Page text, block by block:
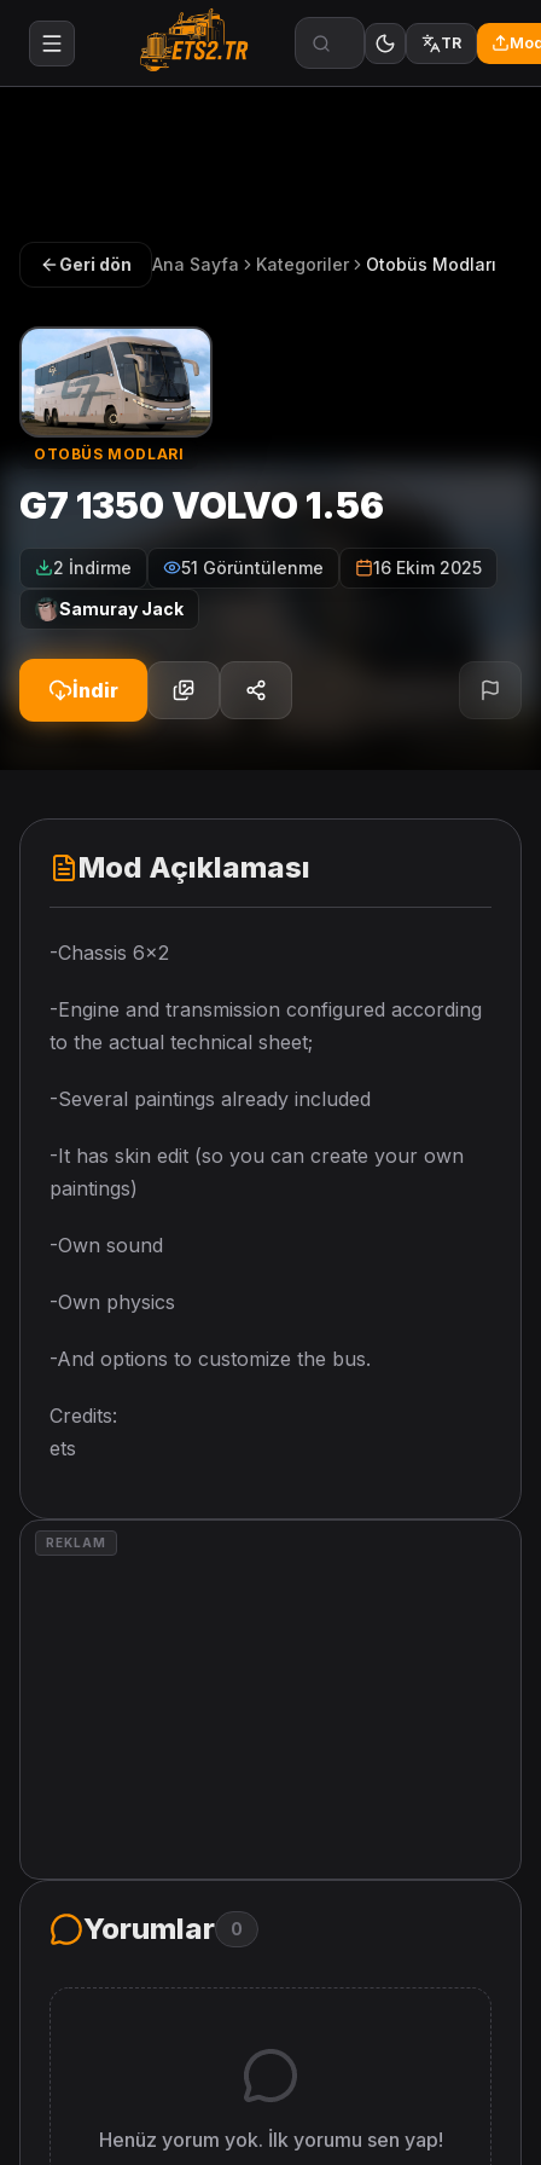
TR
Geri dön Ana Sayfa Kategoriler Otobüs Modları
OTOBÜS MODLARI
G7 1350 VOLVO 1.56
2 İndirme 51 Görüntülenme
16 Ekim 2025
Samuray Jack
İndir
Mod Açıklaması
-Chassis 6×2
-Engine and transmission configured according
to the actual technical sheet;
-Several paintings already included
-It has skin edit (so you can create your own
paintings)
-Own sound
-Own physics
-And options to customize the bus.
Credits:
ets
REKLAM
Yorumlar 0
Henüz yorum yok. İlk yorumu sen yap!